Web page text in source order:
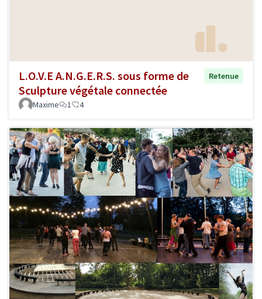
L.O.V.E A.N.G.E.R.S. sous forme de
Sculpture végétale connectée
Retenue
Maxime 1 4